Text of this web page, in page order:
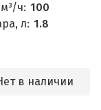
ч: 100
л: 1.8
в наличии